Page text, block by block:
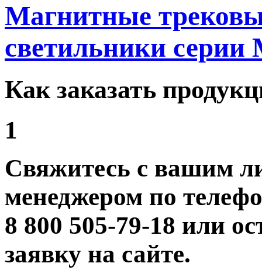
Магнитные
светильники серии
Как заказать
1
Свяжитесь с вашим
менеджером по
8 800 505-79-18 или
заявку на сайте.